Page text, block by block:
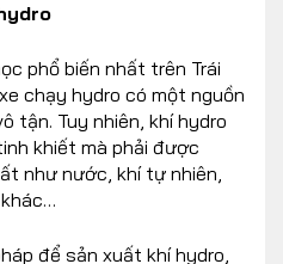
phổ biến nhất trên Trái
chạy hydro có một nguồn
tận. Tuy nhiên, khí hydro
khiết mà phải được
như nước, khí tự nhiên,
để sản xuất khí hydro,